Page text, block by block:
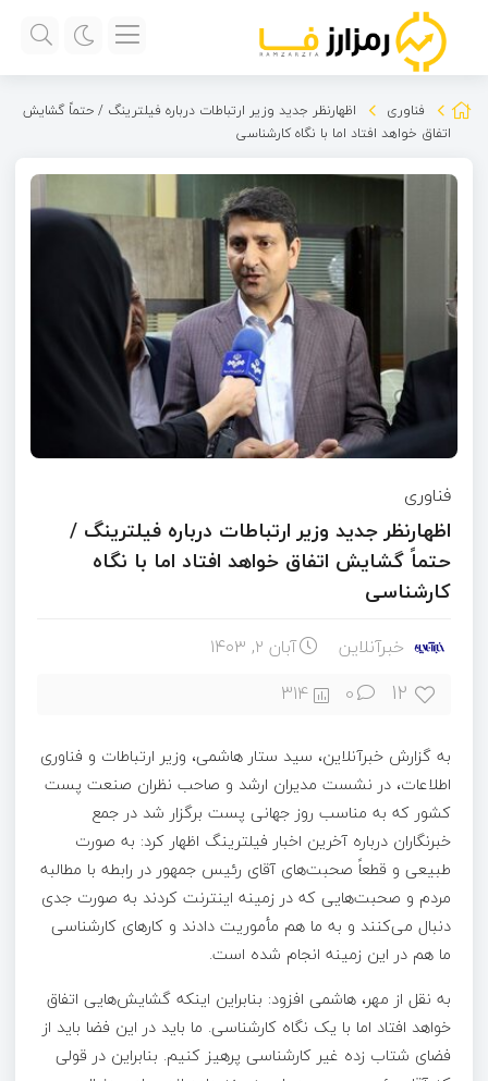
فناوری
اظهارنظر جدید وزیر ارتباطات درباره فیلترینگ / حتماً گشایش
اتفاق خواهد افتاد اما با نگاه کارشناسی
فناوری
اظهارنظر جدید وزیر ارتباطات درباره فیلترینگ /
حتماً گشایش اتفاق خواهد افتاد اما با نگاه
کارشناسی
خبرآنلاین آبان ۲, ۱۴۰۳
12
0
314
به گزارش خبرآنلاین، سید ستار هاشمی، وزیر ارتباطات و فناوری
اطلاعات، در نشست مدیران ارشد و صاحب نظران صنعت پست
کشور که به مناسب روز جهانی پست برگزار شد در جمع
خبرنگاران درباره آخرین اخبار فیلترینگ اظهار کرد: به صورت
طبیعی و قطعاً صحبت‌های آقای رئیس جمهور در رابطه با مطالبه
مردم و صحبت‌هایی که در زمینه اینترنت کردند به صورت جدی
دنبال می‌کنند و به ما هم مأموریت دادند و کارهای کارشناسی
ما هم در این زمینه انجام شده است.
به نقل از مهر، هاشمی افزود: بنابراین اینکه گشایش‌هایی اتفاق
خواهد افتاد اما با یک نگاه کارشناسی. ما باید در این فضا باید از
فضای شتاب زده غیر کارشناسی پرهیز کنیم. بنابراین در قولی